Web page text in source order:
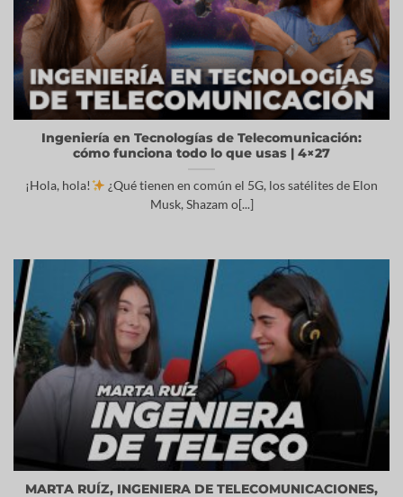
Ingeniería en Tecnologías de Telecomunicación:
cómo funciona todo lo que usas | 4×27
¡Hola, hola!
¿Qué tienen en común el 5G, los satélites de Elon
Musk, Shazam o[...]
MARTA RUÍZ, INGENIERA DE TELECOMUNICACIONES,